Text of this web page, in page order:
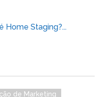
Home Staging?...
de Marketing